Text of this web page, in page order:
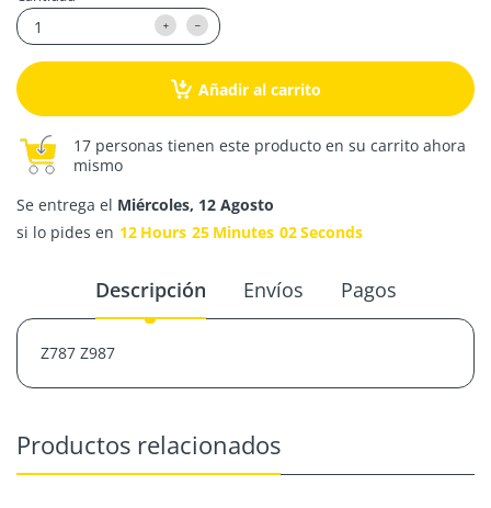
Añadir al carrito
17 personas tienen este producto en su carrito ahora
mismo
Se entrega el Miércoles, 12 Agosto
si lo pides en 12 Hours 25 Minutes 01Second
Descripción Envíos Pagos
Z787 Z987
Productos relacionados